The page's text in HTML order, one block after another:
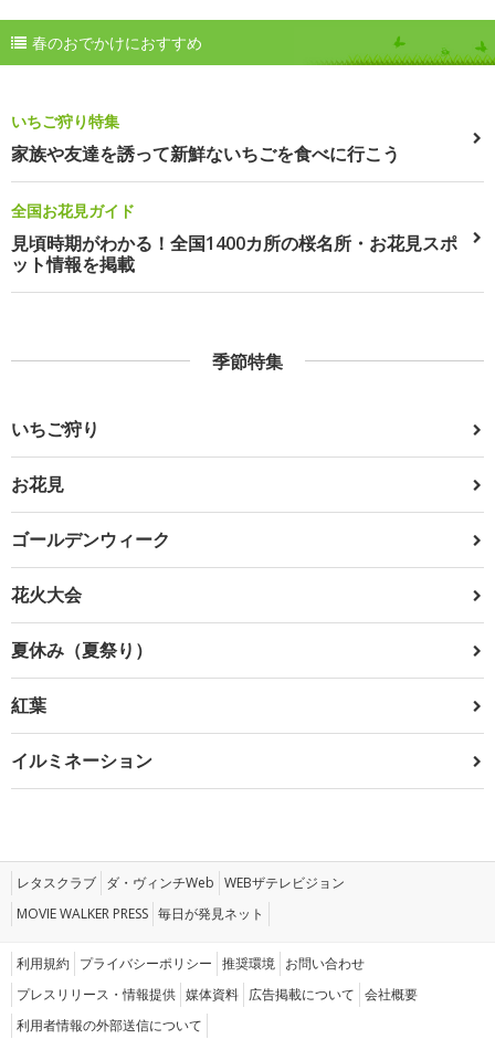
春のおでかけにおすすめ
いちご狩り特集
家族や友達を誘って新鮮ないちごを食べに行こう
全国お花見ガイド
見頃時期がわかる！全国1400カ所の桜名所・お花見スポ
ット情報を掲載
季節特集
いちご狩り
お花見
ゴールデンウィーク
花火大会
夏休み（夏祭り）
紅葉
イルミネーション
レタスクラブ ダ・ヴィンチWeb WEBザテレビジョン
MOVIE WALKER PRESS 毎日が発見ネット
利用規約 プライバシーポリシー 推奨環境 お問い合わせ
プレスリリース・情報提供 媒体資料 広告掲載について 会社概要
利用者情報の外部送信について